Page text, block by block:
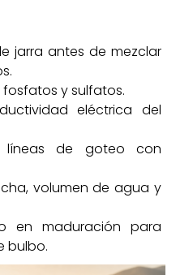
jarra antes de mezclar
y sulfatos.
eléctrica del
líneas de goteo con
volumen de agua y
en maduración para
bulbo.